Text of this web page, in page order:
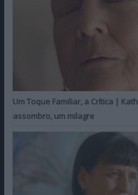
Um Toque Familiar, a Crítica |
assombro, um milagre